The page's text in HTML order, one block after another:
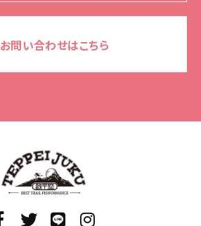
お問い合わせはこちら